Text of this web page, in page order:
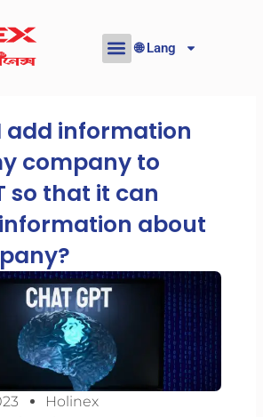
🌐 Lang
add information
company to
so that it can
about
Holinex